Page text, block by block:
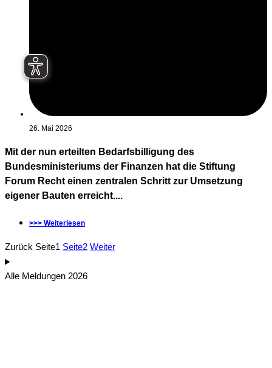
26. Mai 2026
Mit der nun erteilten Bedarfsbilligung des
Bundesministeriums der Finanzen hat die Stiftung
Forum Recht einen zentralen Schritt zur Umsetzung
eigener Bauten erreicht....
>>> Weiterlesen
Zurück Seite1 Seite2 Weiter
Alle Meldungen 2026